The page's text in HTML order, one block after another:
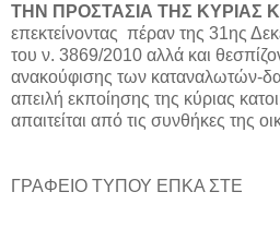
ΤΗΝ ΠΡΟΣΤΑΣΙΑ ΤΗΣ ΚΥΡΙΑΣ
επεκτείνοντας πέραν της 31ης
του ν. 3869/2010 αλλά και
ανακούφισης των καταναλωτών-
απειλή εκποίησης της κύριας
απαιτείται από τις συνθήκες της
ΓΡΑΦΕΙΟ ΤΥΠΟΥ ΕΠΚΑ ΣΤΕ